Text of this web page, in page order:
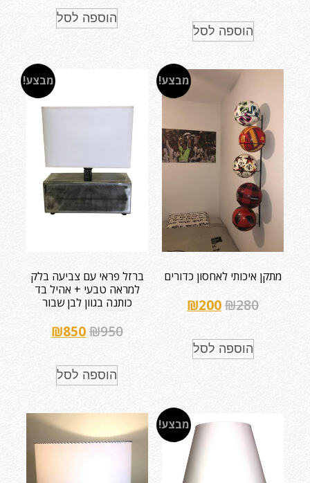
הוספה לסל
הוספה לסל
מבצע!
מתקן איכותי לאחסון כדורים
₪280
₪200
הוספה לסל
מבצע!
ברזל פראי עם צביעה בלק
למראה טבעי + אהיל בד
כותנה בגוון לבן שבור
₪950
₪850
הוספה לסל
מבצע!